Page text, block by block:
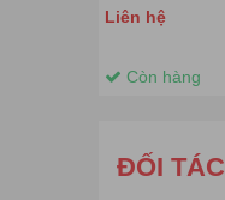
Liên hệ
Còn hàng
ĐỐI TÁC